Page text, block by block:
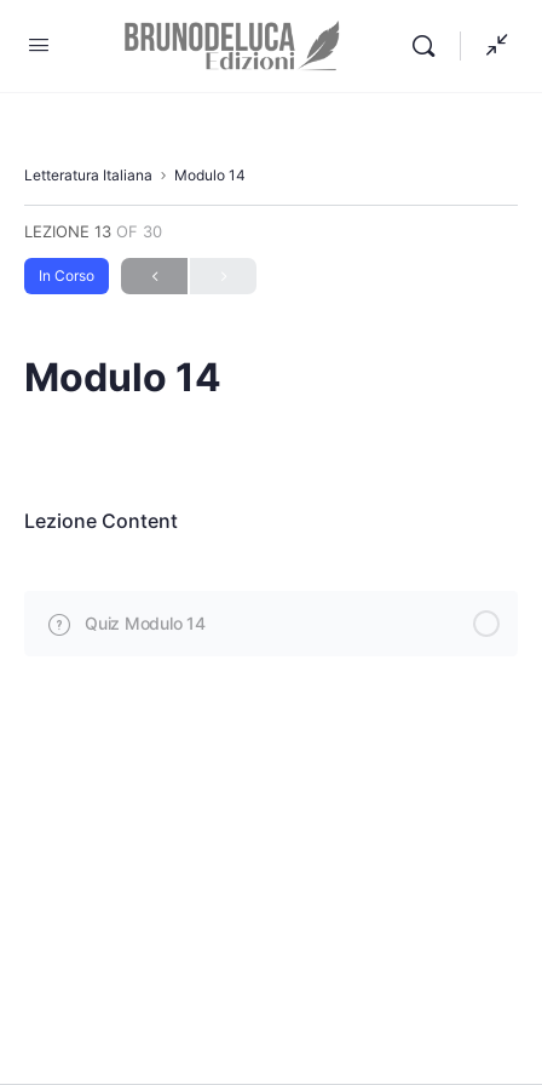
Letteratura Italiana Modulo 14
LEZIONE 13 OF 30
In Corso
Modulo 14
Lezione Content
Quiz Modulo 14